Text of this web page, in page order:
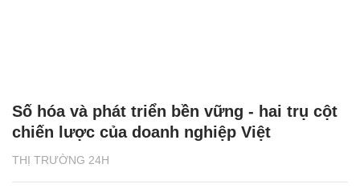
THỊ TRƯỜNG 24H
Số hóa và phát triển bền vững - hai trụ cột
chiến lược của doanh nghiệp Việt